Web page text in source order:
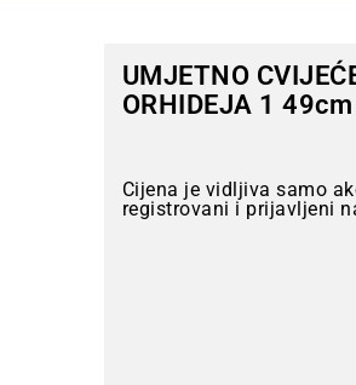
UMJETNO
ORHIDEJA 1 49cm
Cijena je vidljiva samo
registrovani i prijavljeni